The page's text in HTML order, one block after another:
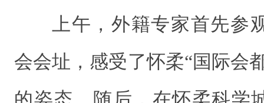
上午，外籍专家首先参
会会址，感受了怀柔“国际会